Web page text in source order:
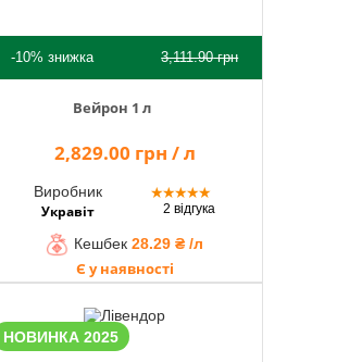
-10% знижка 3,111.90грн
Вейрон 1 л
2,829.00 грн / л
Виробник
Укравіт
★★★★★
2 відгука
Кешбек28.29 ₴ /л
Є у наявності
НОВИНКА 2025